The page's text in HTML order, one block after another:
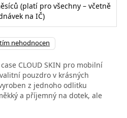
(platí pro všechny – včetně
na IČ)
nehodnocen
CLOUD SKIN pro mobilní
pouzdro v krásných
z jednoho odlitku
a příjemný na dotek, ale